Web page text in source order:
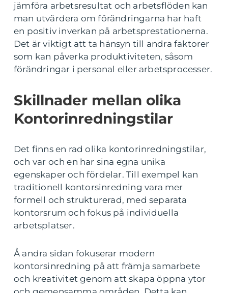
jämföra arbetsresultat och arbetsflöden kan
man utvärdera om förändringarna har haft
en positiv inverkan på arbetsprestationerna.
Det är viktigt att ta hänsyn till andra faktorer
som kan påverka produktiviteten, såsom
förändringar i personal eller arbetsprocesser.
Skillnader mellan olika
Kontorinredningstilar
Det finns en rad olika kontorinredningstilar,
och var och en har sina egna unika
egenskaper och fördelar. Till exempel kan
traditionell kontorsinredning vara mer
formell och strukturerad, med separata
kontorsrum och fokus på individuella
arbetsplatser.
Å andra sidan fokuserar modern
kontorsinredning på att främja samarbete
och kreativitet genom att skapa öppna ytor